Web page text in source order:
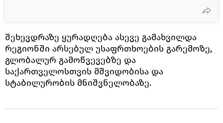
შეხევდრაზე ყურადღება ასევე გამახვილდა
რეგიონში არსებულ უსაფრთხოების გარემოზე,
გლობალურ გამოწვევებზე და
საქართველოსთვის მშვიდობისა და
სტაბილურობის მნიშვნელობაზე.